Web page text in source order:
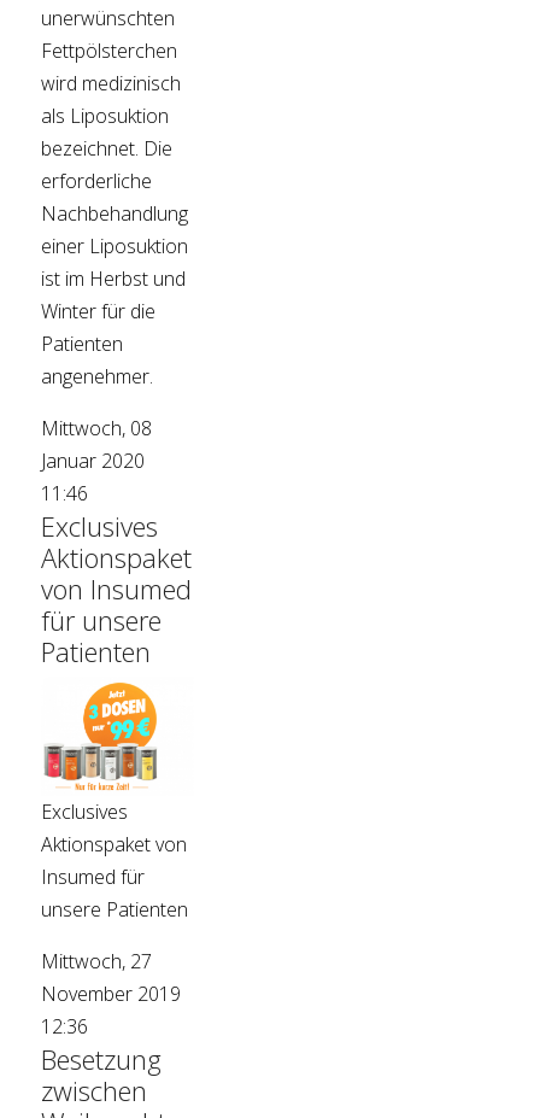
unerwünschten
Fettpölsterchen
wird medizinisch
als Liposuktion
bezeichnet. Die
erforderliche
Nachbehandlung
einer Liposuktion
ist im Herbst und
Winter für die
Patienten
angenehmer.
Mittwoch, 08
Januar 2020
11:46
Exclusives
Aktionspaket
von Insumed
für unsere
Patienten
Exclusives
Aktionspaket von
Insumed für
unsere Patienten
Mittwoch, 27
November 2019
12:36
Besetzung
zwischen